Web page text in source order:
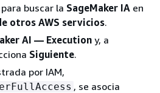
buscar la SageMaker IA en
otros AWS servicios.
AI — Executiony, a
Siguiente.
por IAM,
, se asocia